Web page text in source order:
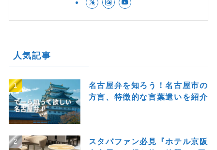
人気記事
名古屋弁を知ろう！名古屋市の
方言、特徴的な言葉遣いを紹介
スタバファン必見『ホテル京阪